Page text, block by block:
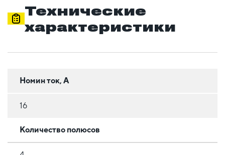
Технические
характеристики
Номин ток, А
16
Количество полюсов